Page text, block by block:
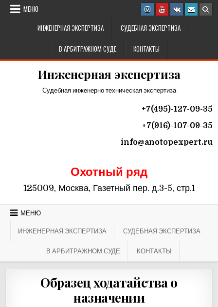
Перейти к содержимому
МЕНЮ
ИНЖЕНЕРНАЯ ЭКСПЕРТИЗА
СУДЕБНАЯ ЭКСПЕРТИЗА
В АРБИТРАЖНОМ СУДЕ КОНТАКТЫ
Инженерная экспертиза
Судебная инженерно техническая экспертиза
+7(495)-127-09-35
+7(916)-107-09-35
info@anotopexpert.ru
Охотный ряд
125009, Москва, Газетный пер. д.3-5, стр.1
МЕНЮ
ИНЖЕНЕРНАЯ ЭКСПЕРТИЗА СУДЕБНАЯ ЭКСПЕРТИЗА
В АРБИТРАЖНОМ СУДЕ КОНТАКТЫ
Образец ходатайства о
назначении